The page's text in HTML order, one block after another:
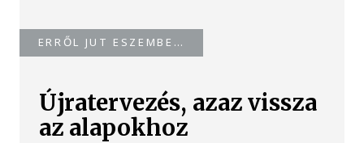
ERRŐL JUT ESZEMBE…
Újratervezés, azaz vissza
az alapokhoz